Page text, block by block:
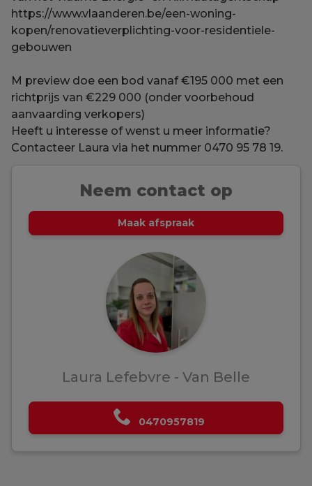
https://www.vlaanderen.be/een-woning-
kopen/renovatieverplichting-voor-residentiele-
gebouwen
M preview doe een bod vanaf €195 000 met een
richtprijs van €229 000 (onder voorbehoud
aanvaarding verkopers)
Heeft u interesse of wenst u meer informatie?
Contacteer Laura via het nummer 0470 95 78 19.
Neem contact op
Maak afspraak
Laura Lefebvre - Van Belle
0470957819